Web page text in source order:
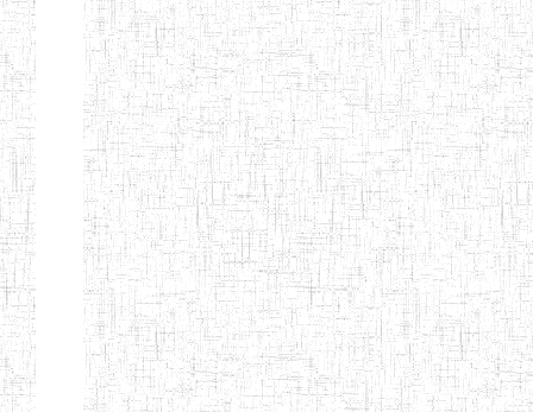
Afficher Page 13 sur 13 Total: 307
Début Préc. 4 5 6 7 8
9
13
Suivant Fin
BAKASSI
GTTC
MUNDEMBA
01/08/1997 ENIEG Public